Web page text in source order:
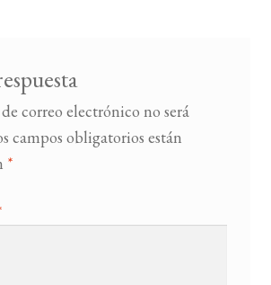
LISTA DE LIBROS
correo electrónico no será
campos obligatorios están
*